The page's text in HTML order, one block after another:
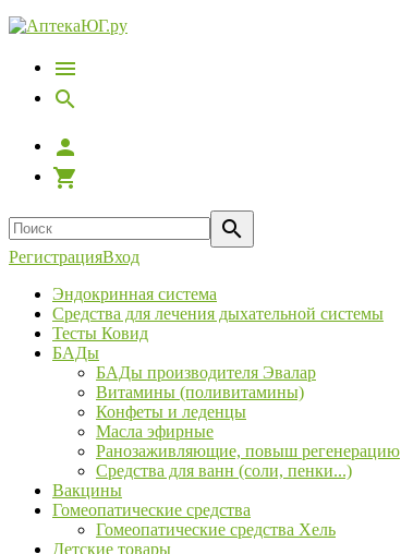
РегистрацияВход
Эндокринная система
Средства для лечения дыхательной системы
Тесты Ковид
БАДы
БАДы производителя Эвалар
Витамины (поливитамины)
Конфеты и леденцы
Масла эфирные
Ранозаживляющие, повыш регенерацию
Средства для ванн (соли, пенки...)
Вакцины
Гомеопатические средства
Гомеопатические средства Хель
Детские товары